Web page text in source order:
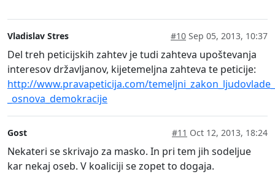
Vladislav Stres #10 Sep 05, 2013, 10:37
Del treh peticijskih zahtev je tudi zahteva upoštevanja
interesov državljanov, kijetemeljna zahteva te peticije:
http://www.pravapeticija.com/
_osnova_demokracije
Gost #11 Oct 12, 2013, 18:24
Nekateri se skrivajo za masko. In pri tem jih sodeljue
kar nekaj oseb. V koaliciji se zopet to dogaja.